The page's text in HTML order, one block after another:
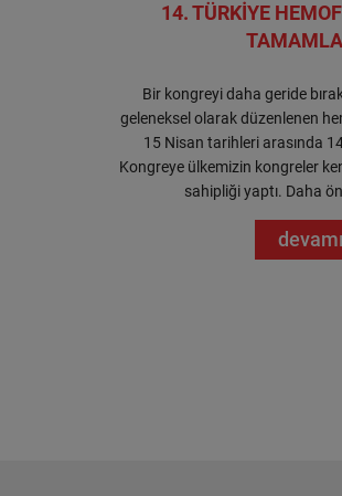
14. TÜRKİYE
Bir kongreyi daha geride
geleneksel olarak düzenlenen
15 Nisan tarihleri arasında
Kongreye ülkemizin kongreler
sahipliği yaptı. Daha
devamı